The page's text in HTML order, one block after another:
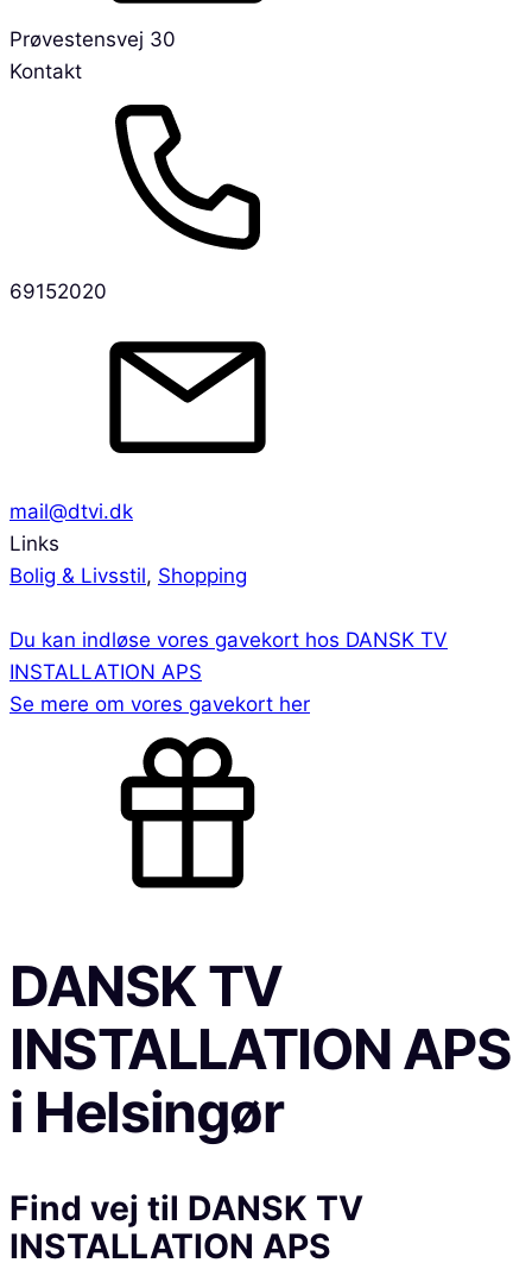
Prøvestensvej 30
Kontakt
69152020
mail@dtvi.dk
Links
Bolig & Livsstil, Shopping
Du kan indløse vores gavekort hos DANSK TV
INSTALLATION APS
Se mere om vores gavekort her
DANSK TV
INSTALLATION APS
i Helsingør
Find vej til DANSK TV
INSTALLATION APS